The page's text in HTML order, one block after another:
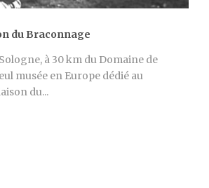
du Braconnage
à 30 km du Domaine de
musée en Europe dédié au
du...